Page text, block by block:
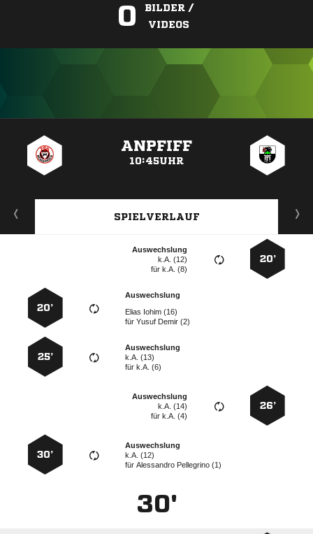
0
BILDER /
VIDEOS
ANPFIFF
10:45UHR
SPIELVERLAUF
20’
Auswechslung
k.A. (12)
fürk.A. (8)
Auswechslung
  
für  
20’
Auswechslung
k.A. (13)
fürk.A. (6)
25’
26’
Auswechslung
k.A. (14)
fürk.A. (4)
Auswechslung
k.A. (12)
für  
30’
30'